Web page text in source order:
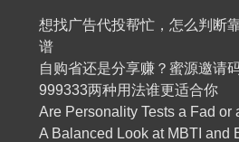
想找广告代投帮忙，怎么判断
谱
自购省还是分享赚？蜜源邀请
999333两种用法谁更适合你
Are Personality Tests a Fad or
A Balanced Look at MBTI and